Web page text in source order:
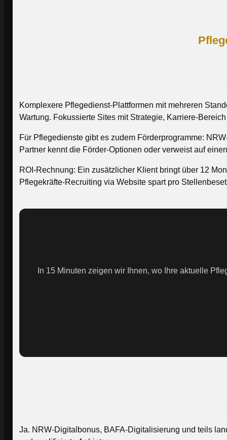
Komplexere Pflegedienst-Plattformen mit mehreren
Wartung. Fokussierte Sites mit Strategie, Karriere-
Für Pflegedienste gibt es zudem Förderprogramme:
Partner kennt die Förder-Optionen oder verweist auf
ROI-Rechnung: Ein zusätzlicher Klient bringt über 12
Pflegekräfte-Recruiting via Website spart pro
In 15 Minuten zeigen wir Ihnen, wo Ihre aktuelle
Ja. NRW-Digitalbonus, BAFA-Digitalisierung und teils